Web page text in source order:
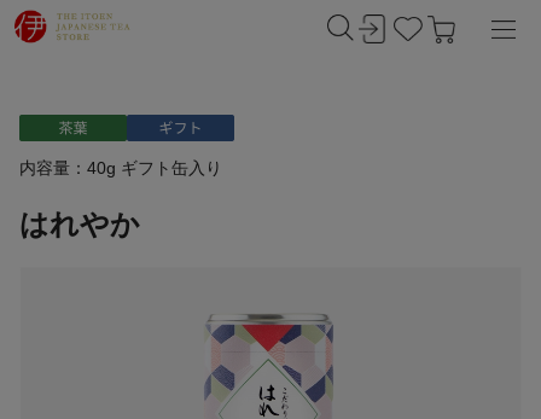
内容量：40g ギフト缶入り
はれやか